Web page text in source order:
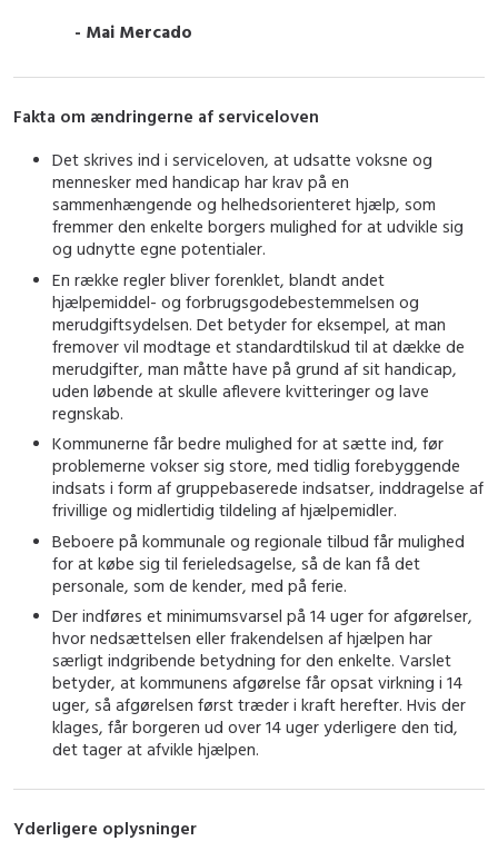
- Mai Mercado
Fakta om ændringerne af serviceloven
Det skrives ind i serviceloven, at udsatte voksne og
mennesker med handicap har krav på en
sammenhængende og helhedsorienteret hjælp, som
fremmer den enkelte borgers mulighed for at udvikle sig
og udnytte egne potentialer.
En række regler bliver forenklet, blandt andet
hjælpemiddel- og forbrugsgodebestemmelsen og
merudgiftsydelsen. Det betyder for eksempel, at man
fremover vil modtage et standardtilskud til at dække de
merudgifter, man måtte have på grund af sit handicap,
uden løbende at skulle aflevere kvitteringer og lave
regnskab.
Kommunerne får bedre mulighed for at sætte ind, før
problemerne vokser sig store, med tidlig forebyggende
indsats i form af gruppebaserede indsatser, inddragelse af
frivillige og midlertidig tildeling af hjælpemidler.
Beboere på kommunale og regionale tilbud får mulighed
for at købe sig til ferieledsagelse, så de kan få det
personale, som de kender, med på ferie.
Der indføres et minimumsvarsel på 14 uger for afgørelser,
hvor nedsættelsen eller frakendelsen af hjælpen har
særligt indgribende betydning for den enkelte. Varslet
betyder, at kommunens afgørelse får opsat virkning i 14
uger, så afgørelsen først træder i kraft herefter. Hvis der
klages, får borgeren ud over 14 uger yderligere den tid,
det tager at afvikle hjælpen.
Yderligere oplysninger